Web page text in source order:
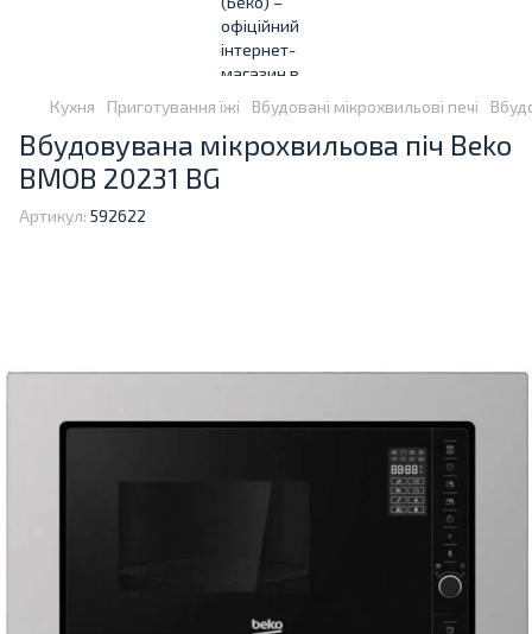
Кухня Приготування їжі Вбудовані мікрохвильові печі
Вбудовувана мікрохвильова піч Beko
BMOB 20231 BG
Артикул: 592622